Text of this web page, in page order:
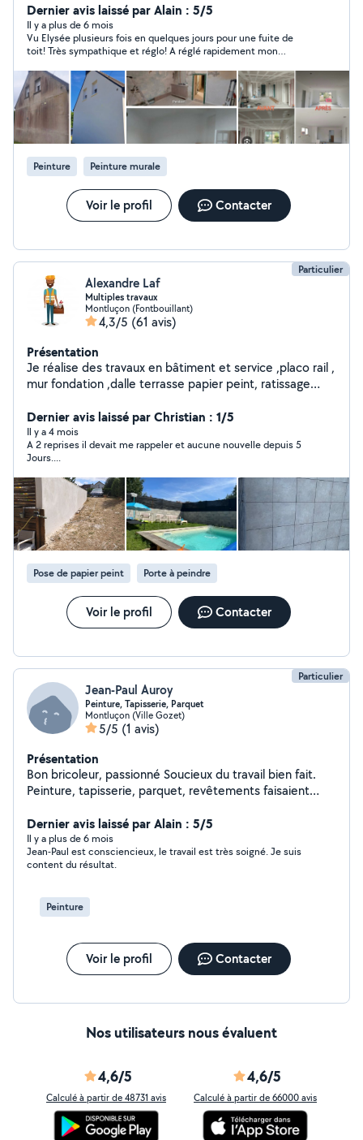
gouttières Pose de velux avec ou sans modification
PEINTURES INTÉRIEUR EXTÉRIEUR rénovation intérieur
extérieur peinture intérieur extérieur pose de tapisserie
MAÇONNERIE Chapes Dalles Fondations Murs
Terrasses Clôture Carrelage Hésitez pas à me contacter
via la plate-forme AlloVoisins Déplacement sous 48
heures et devis gratuit
Dernier avis laissé par Alain : 5/5
Il y a plus de 6 mois
Vu Elysée plusieurs fois en quelques jours pour une fuite de
toit! Très sympathique et réglo! A réglé rapidement mon
intérieure en septembre! Merci Ylysée!
Peinture Peinture murale
Voir le profil Contacter
Particulier
Alexandre Laf
Multiples travaux
Montluçon (Fontbouillant)
4,3/5 (61 avis)
Présentation
Je réalise des travaux en bâtiment et service ,placo rail ,
mur fondation ,dalle terrasse papier peint, ratissage
réparation auto tonte pelouse taille haie ménage pose
fenêtre ext .. à la demande du client
Dernier avis laissé par Christian : 1/5
Il y a 4 mois
A 2 reprises il devait me rappeler et aucune nouvelle depuis 5
Jours....
Pose de papier peint Porte à peindre
Voir le profil Contacter
Particulier
Jean-Paul Auroy
Peinture, Tapisserie, Parquet
Montluçon (Ville Gozet)
5/5 (1 avis)
Présentation
Bon bricoleur, passionné Soucieux du travail bien fait.
Peinture, tapisserie, parquet, revêtements faisaient
60 04 85
Dernier avis laissé par Alain : 5/5
Il y a plus de 6 mois
Jean-Paul est consciencieux, le travail est très soigné. Je suis
content du résultat.
Peinture
Voir le profil Contacter
Nos utilisateurs nous évaluent
4,6/5
Calculé à partir de 48731 avis
4,6/5
Calculé à partir de 66000 avis